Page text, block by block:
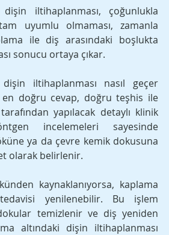
iltihaplanması, çoğunlukla
uyumlu olmaması, zamanla
ile diş arasındaki boşlukta
sonucu ortaya çıkar.
iltihaplanması nasıl geçer
en doğru cevap, doğru teşhis ile
yapılacak detaylı klinik
incelemeleri sayesinde
ya da çevre kemik dokusuna
olarak belirlenir.
kaynaklanıyorsa, kaplama
yenilenebilir. Bu işlem
temizlenir ve diş yeniden
altındaki dişin iltihaplanması